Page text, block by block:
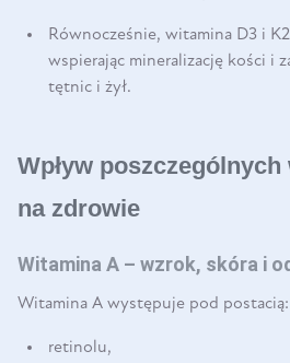
Równocześnie, witamina D3 i
wspierając mineralizację kości i
tętnic i żył.
Wpływ
na zdrowie
Witamina A – wzrok, skóra i
Witamina A występuje pod postacią:
retinolu,